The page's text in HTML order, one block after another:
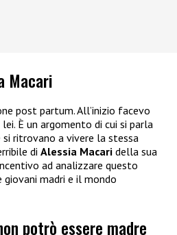
Macari
post partum. All’inizio facevo
È un argomento di cui si parla
ritrovano a vivere la stessa
di Alessia Macari della sua
ad analizzare questo
madri e il mondo
potrò essere madre